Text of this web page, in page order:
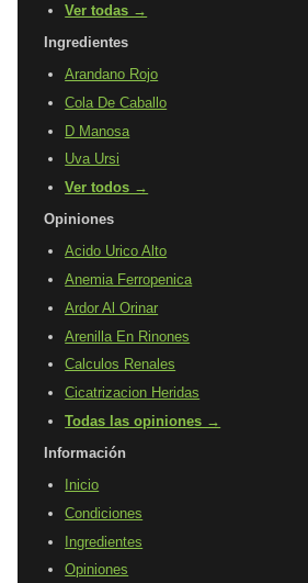
Ver todas →
Ingredientes
Arandano Rojo
Cola De Caballo
D Manosa
Uva Ursi
Ver todos →
Opiniones
Acido Urico Alto
Anemia Ferropenica
Ardor Al Orinar
Arenilla En Rinones
Calculos Renales
Cicatrizacion Heridas
Todas las opiniones →
Información
Inicio
Condiciones
Ingredientes
Opiniones